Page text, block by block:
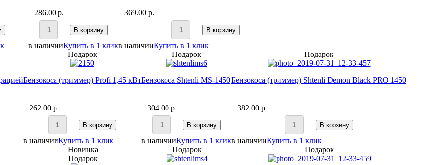
286.00 p.
В корзину
в наличииКупить в 1 клик
369.00 p.
В корзину
в наличииКупить в 1 клик
Подарок
Бензокоса (триммер) Profi 1,45 кВт
262.00 p.
В корзину
в наличииКупить в 1 клик
Подарок
Бензокоса Shtenli MS-1450
304.00 p.
В корзину
в наличииКупить в 1 клик
Подарок
Бензокоса (триммер) Shtenli Demon Black PRO 1450
382.00 p.
В корзину
в наличииКупить в 1 клик
Новинка
Подарок
Подарок Подарок